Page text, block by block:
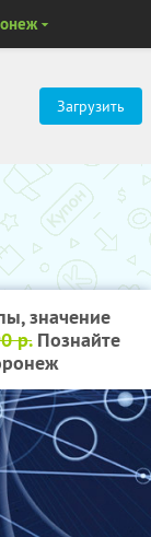
Загрузить
значение
р.Познайте